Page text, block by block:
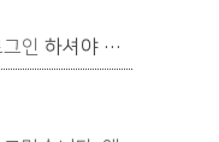
인 하셔야 합니다.